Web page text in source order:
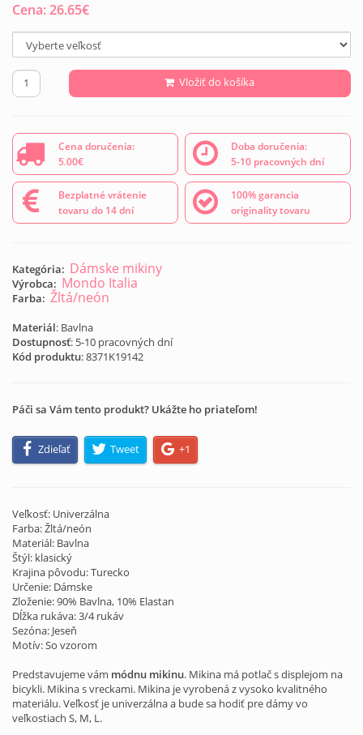
Cena:26.65€
Vložiť do košíka
Cena doručenia:
5.00€
Doba doručenia:
5-10 pracovných dní
Bezplatné vrátenie
tovaru do 14 dní
100% garancia
originality tovaru
Kategória: Dámske mikiny
Výrobca: Mondo Italia
Farba: Žltá/neón
Materiál: Bavlna
Dostupnosť: 5-10 pracovných dní
Kód produktu:8371K19142
Páči sa Vám tento produkt? Ukážte ho priateľom!
Zdieľať Tweet +1
Veľkosť: Univerzálna
Farba: Žltá/neón
Materiál: Bavlna
Štýl: klasický
Krajina pôvodu: Turecko
Určenie: Dámske
Zloženie: 90% Bavlna, 10% Elastan
Dĺžka rukáva: 3/4 rukáv
Sezóna: Jeseň
Motív: So vzorom
Predstavujeme vám módnu mikinu. Mikina má potlač s displejom na
bicykli. Mikina s vreckami. Mikina je vyrobená z vysoko kvalitného
materiálu. Veľkosť je univerzálna a bude sa hodiť pre dámy vo
veľkostiach S, M, L.